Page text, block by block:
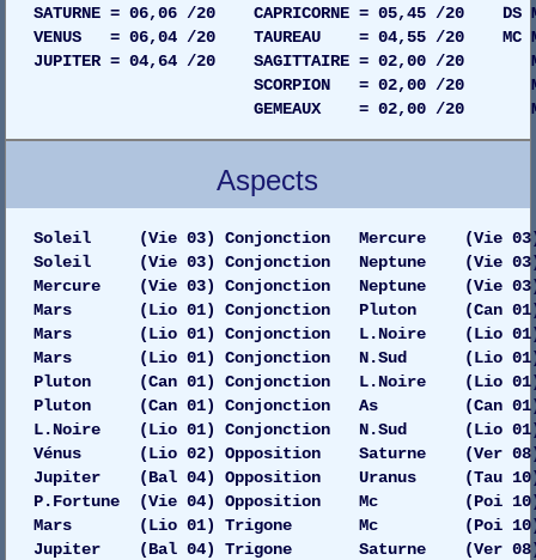
SATURNE = 06,06 /20 CAPRICORNE = 05,45 /20 DS
VENUS = 06,04 /20 TAUREAU = 04,55 /20 MC
JUPITER = 04,64 /20 SAGITTAIRE = 02,00 /20
SCORPION = 02,00 /20 MAISON
GEMEAUX = 02,00 /20 MAISON
Aspects
Soleil (Vie 03) Conjonction Mercure (Vie 03)
Soleil (Vie 03) Conjonction Neptune (Vie 03)
Mercure (Vie 03) Conjonction Neptune (Vie
Mars (Lio 01) Conjonction Pluton (Can
Mars (Lio 01) Conjonction L.Noire (Lio 01)
Mars (Lio 01) Conjonction N.Sud (Lio 01)
Pluton (Can 01) Conjonction L.Noire (Lio 01)
Pluton (Can 01) Conjonction As (Can
L.Noire (Lio 01) Conjonction N.Sud (Lio 01)
Vénus (Lio 02) Opposition Saturne (Ver 08)
Jupiter (Bal 04) Opposition Uranus (Tau 10)
P.Fortune (Vie 04) Opposition Mc (Poi 10)
Mars (Lio 01) Trigone Mc (Poi 10)
Jupiter (Bal 04) Trigone Saturne (Ver 08)